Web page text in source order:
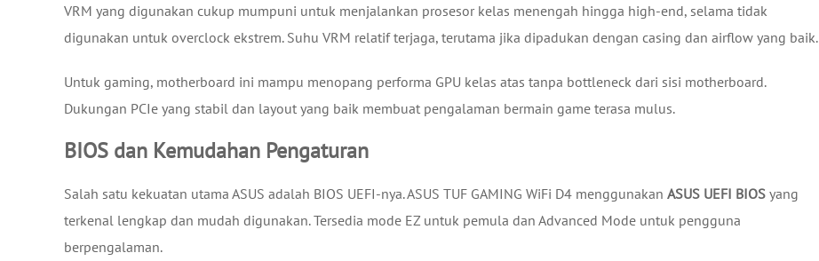
VRM yang digunakan cukup mumpuni untuk menjalankan prosesor kelas menengah hingga high-end, selama tidak
digunakan untuk overclock ekstrem. Suhu VRM relatif terjaga, terutama jika dipadukan dengan casing dan airflow yang baik.
Untuk gaming, motherboard ini mampu menopang performa GPU kelas atas tanpa bottleneck dari sisi motherboard.
Dukungan PCIe yang stabil dan layout yang baik membuat pengalaman bermain game terasa mulus.
BIOS dan Kemudahan Pengaturan
Salah satu kekuatan utama ASUS adalah BIOS UEFI-nya. ASUS TUF GAMING WiFi D4 menggunakan ASUS UEFI BIOS yang
terkenal lengkap dan mudah digunakan. Tersedia mode EZ untuk pemula dan Advanced Mode untuk pengguna
berpengalaman.